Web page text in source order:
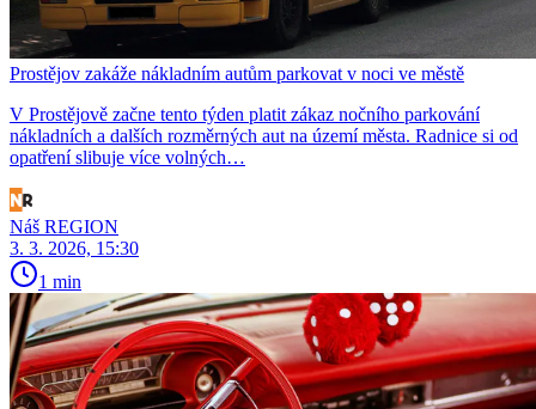
Prostějov zakáže nákladním autům parkovat v noci ve městě
V Prostějově začne tento týden platit zákaz nočního parkování
nákladních a dalších rozměrných aut na území města. Radnice si od
opatření slibuje více volných…
Náš REGION
3. 3. 2026, 15:30
1 min